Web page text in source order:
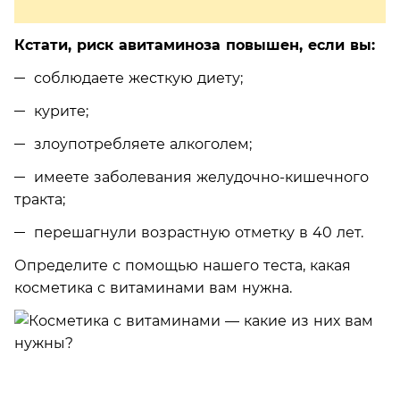
Кстати, риск авитаминоза повышен, если вы:
соблюдаете жесткую диету;
курите;
злоупотребляете алкоголем;
имеете заболевания желудочно-кишечного
тракта;
перешагнули возрастную отметку в 40 лет.
Определите с помощью нашего теста, какая
косметика с витаминами вам нужна.